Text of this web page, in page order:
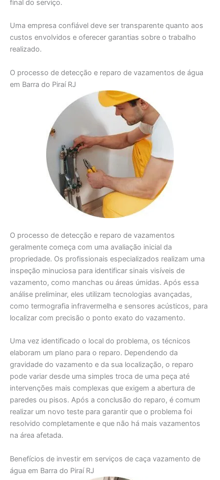
final do serviço.
Uma empresa confiável deve ser transparente quanto aos
custos envolvidos e oferecer garantias sobre o trabalho
realizado.
O processo de detecção e reparo de vazamentos de água
em Barra do Piraí RJ
O processo de detecção e reparo de vazamentos
geralmente começa com uma avaliação inicial da
propriedade. Os profissionais especializados realizam uma
inspeção minuciosa para identificar sinais visíveis de
vazamento, como manchas ou áreas úmidas. Após essa
análise preliminar, eles utilizam tecnologias avançadas,
como termografia infravermelha e sensores acústicos, para
localizar com precisão o ponto exato do vazamento.
Uma vez identificado o local do problema, os técnicos
elaboram um plano para o reparo. Dependendo da
gravidade do vazamento e da sua localização, o reparo
pode variar desde uma simples troca de uma peça até
intervenções mais complexas que exigem a abertura de
paredes ou pisos. Após a conclusão do reparo, é comum
realizar um novo teste para garantir que o problema foi
resolvido completamente e que não há mais vazamentos
na área afetada.
Benefícios de investir em serviços de caça vazamento de
água em Barra do Piraí RJ